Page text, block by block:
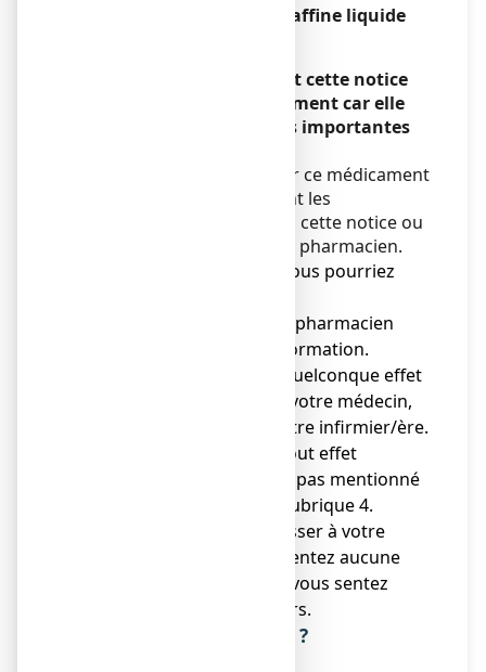
Glycérol, Vaseline, Paraffine liquide
Veuillez lire attentivement cette notice
avant d’utiliser ce médicament car elle
contient des informations importantes
Vous devez toujours utiliser ce médicament
en suivant scrupuleusement les
informations fournies dans cette notice ou
par votre médecin ou votre pharmacien.
● Gardez cette notice. Vous pourriez
● Adressez-vous à votre pharmacien
pour tout conseil ou information.
● Si vous ressentez un quelconque effet
indésirable, parlez-en à votre médecin,
votre pharmacien ou votre infirmier/ère.
Ceci s’applique aussi à tout effet
indésirable qui ne serait pas mentionné
dans cette notice. Voir rubrique 4.
● Vous devez vous adresser à votre
médecin si vous ne ressentez aucune
amélioration ou si vous vous sentez
moins bien après 30 jours.
Que contient cette notice ?